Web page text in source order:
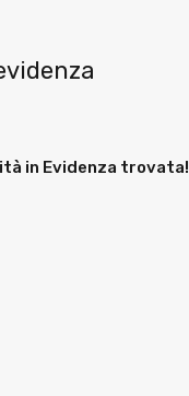
in Evidenza trovata!